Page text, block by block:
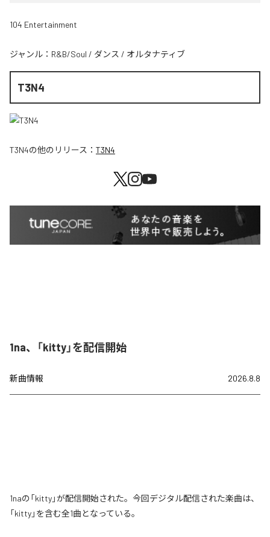
104 Entertainment
ジャンル： R&B/Soul / ダンス / オルタナティブ
T3N4
T3N4の他のリリース： T3N4
1na、「kitty」を配信開始
新曲情報 2026.8.8
1naの「kitty」が配信開始された。今回デジタル配信された楽曲は、
「kitty」を含む全1曲となっている。